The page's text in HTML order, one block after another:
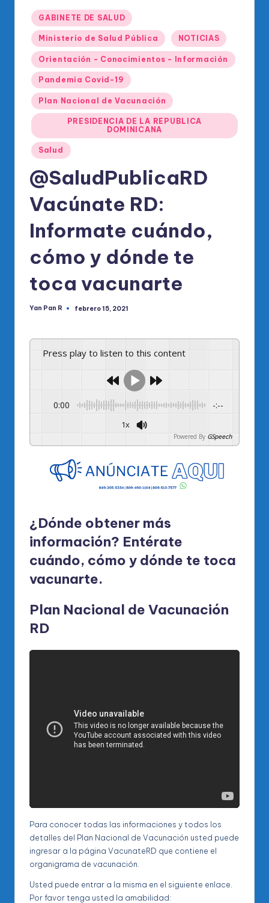
di
O
ci
al
el
P
R
M
Publicado
en
GABINETE DE SALUD
Ministerio de Salud Pública NOTICIAS
Orientación - Conocimientos - Información
Pandemia Covid-19
Plan Nacional de Vacunación
PRESIDENCIA DE LA REPUBLICA
DOMINICANA
Salud
@SaludPublicaRD
Vacúnate RD:
Informate cuándo,
cómo y dónde te
toca vacunarte
Publicado
Yan Pan R febrero 15, 2021
Press play to listen to this content
0:00 -:--
1x
Powered By GSpeech
¿Dónde obtener más
información? Entérate
cuándo, cómo y dónde te toca
vacunarte.
Plan Nacional de Vacunación
RD
Para conocer todas las informaciones y todos los
detalles del Plan Nacional de Vacunación usted puede
ingresar a la página VacunateRD que contiene el
organigrama de vacunación.
Usted puede entrar a la misma en el siguiente enlace.
Por favor tenga usted la amabilidad: